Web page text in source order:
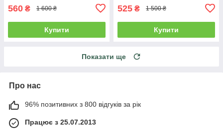
560 ₴ 1 600 ₴
Купити
525 ₴ 1 500 ₴
Купити
Показати ще
Про нас
96% позитивних з 800 відгуків за рік
Працює з 25.07.2013